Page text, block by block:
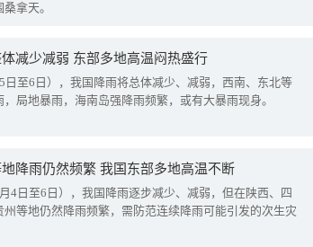
拿天。
减少减弱 东部多地高温闷热盛行
日至6日），我国降雨将总体减少、减弱，西南、东北等
局地暴雨，海南岛强降雨频繁，或有大暴雨现身。
降雨仍然频繁 我国东部多地高温不断
4日至6日），我国降雨逐步减少、减弱，但在陕西、四
州等地仍然降雨频繁，需防范连续降雨可能引发的次生灾